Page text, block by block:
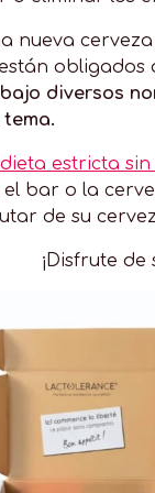
nueva
obligados
diversos
estricta sin
bar o la
de su
¡Disfrute